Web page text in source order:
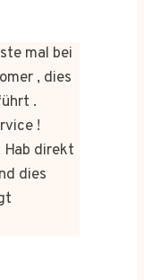
mal bei
, dies
.
!
Hab direkt
dies